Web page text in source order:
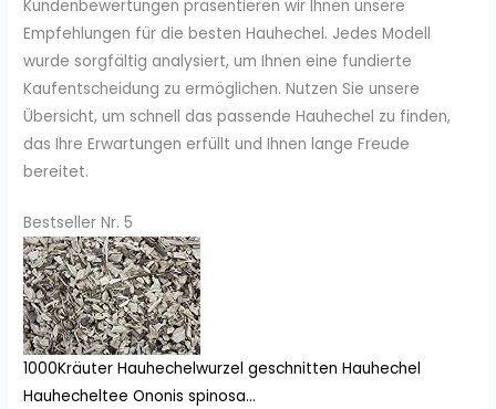
Kundenbewertungen präsentieren wir Ihnen unsere
Empfehlungen für die besten Hauhechel. Jedes Modell
wurde sorgfältig analysiert, um Ihnen eine fundierte
Kaufentscheidung zu ermöglichen. Nutzen Sie unsere
Übersicht, um schnell das passende Hauhechel zu finden,
das Ihre Erwartungen erfüllt und Ihnen lange Freude
bereitet.
Bestseller Nr. 5
1000Kräuter Hauhechelwurzel geschnitten Hauhechel
Hauhecheltee Ononis spinosa...